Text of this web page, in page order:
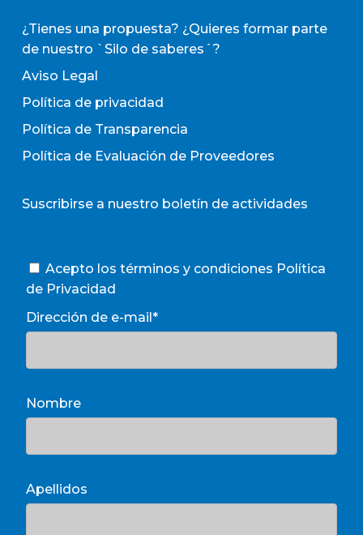
¿Tienes una propuesta? ¿Quieres formar parte
de nuestro `Silo de saberes´?
Aviso Legal
Política de privacidad
Política de Transparencia
Política de Evaluación de Proveedores
Suscribirse a nuestro boletín de actividades
Acepto los términos y condiciones Política
de Privacidad
Dirección de e-mail*
Nombre
Apellidos